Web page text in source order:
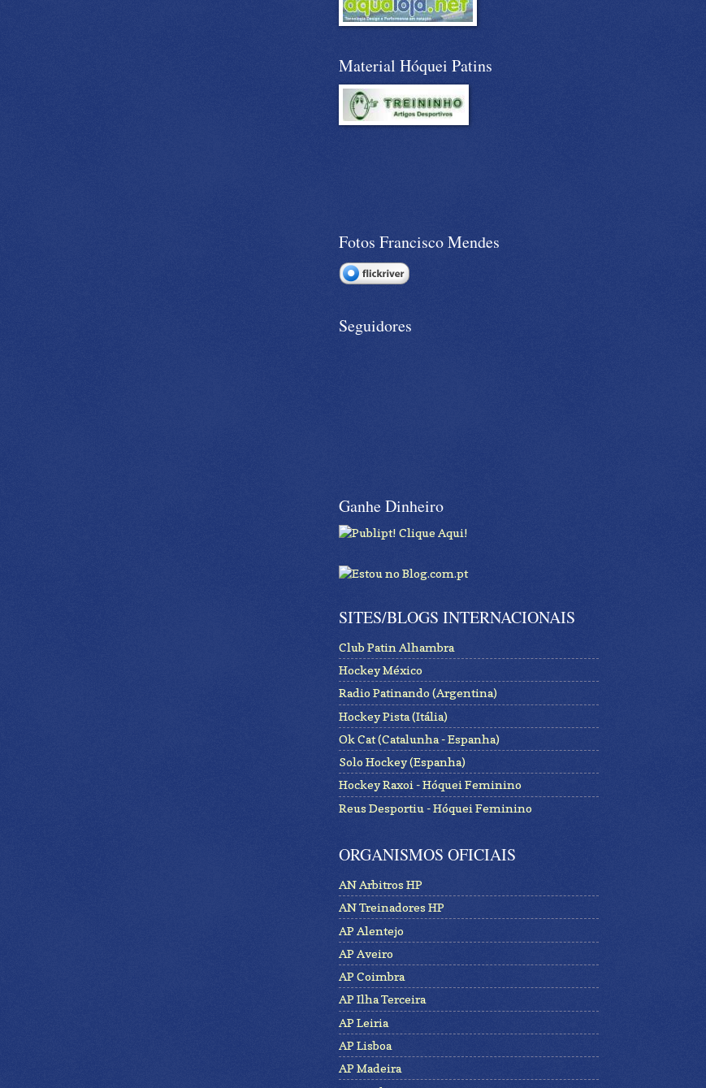
Material Hóquei Patins
Fotos Francisco Mendes
Seguidores
Ganhe Dinheiro
SITES/BLOGS INTERNACIONAIS
Club Patin Alhambra
Hockey México
Radio Patinando (Argentina)
Hockey Pista (Itália)
Ok Cat (Catalunha - Espanha)
Solo Hockey (Espanha)
Hockey Raxoi - Hóquei Feminino
Reus Desportiu - Hóquei Feminino
ORGANISMOS OFICIAIS
AN Arbitros HP
AN Treinadores HP
AP Alentejo
AP Aveiro
AP Coimbra
AP Ilha Terceira
AP Leiria
AP Lisboa
AP Madeira